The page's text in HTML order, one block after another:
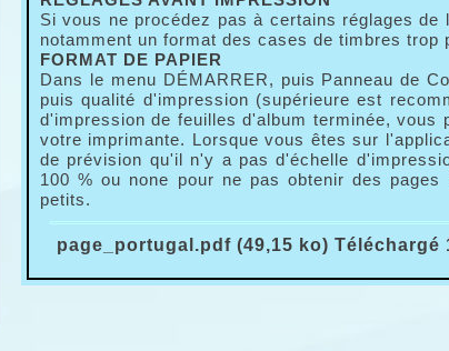
Si vous ne procédez pas à certains réglages
notamment un format des cases de timbres
FORMAT DE PAPIER
Dans le menu DÉMARRER, puis Panneau de
puis qualité d'impression (supérieure est
d'impression de feuilles d'album terminée, vous
votre imprimante. Lorsque vous êtes sur
de prévision qu'il n'y a pas d'échelle
100 % ou none pour ne pas obtenir des
petits.
page_portugal.pdf (49,15 ko) Téléchargé